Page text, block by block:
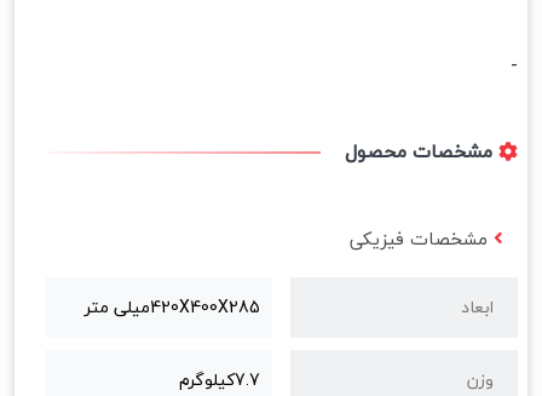
-
مشخصات محصول
مشخصات فیزیکی
ابعاد 420X400X285میلی متر
وزن 7.7کیلوگرم